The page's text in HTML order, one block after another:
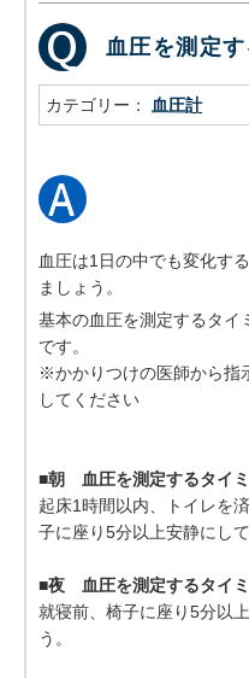
血圧を測定
カテゴリー： 血圧計
血圧は1日の中でも変化す
ましょう。
基本の血圧を測定するタイ
です。
※かかりつけの医師から指
してください
■朝 血圧を測定するタイ
起床1時間以内、トイレを
子に座り5分以上安静にし
■夜 血圧を測定するタイ
就寝前、椅子に座り5分以
う。